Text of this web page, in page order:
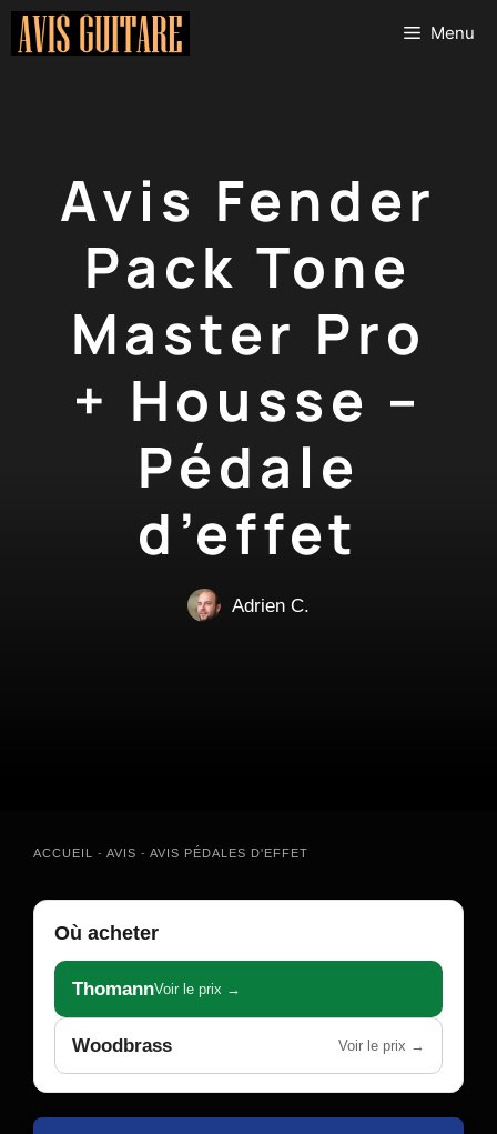
Aller
Menu
Avis Fender
Pack Tone
Master Pro
+ Housse –
Pédale
d’effet
Adrien C.
ACCUEIL - AVIS - AVIS PÉDALES D'EFFET
Où acheter
ThomannVoir le prix →
Woodbrass Voir le prix →